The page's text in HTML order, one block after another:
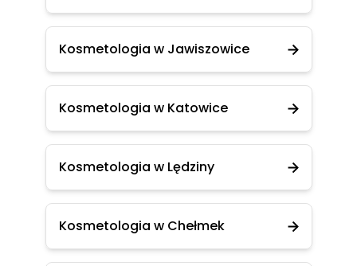
Kosmetologia w Jawiszowice
Kosmetologia w Katowice
Kosmetologia w Lędziny
Kosmetologia w Chełmek